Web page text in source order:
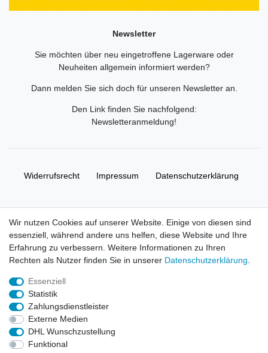
Newsletter
Sie möchten über neu eingetroffene Lagerware oder
Neuheiten allgemein informiert werden?
Dann melden Sie sich doch für unseren Newsletter an.
Den Link finden Sie nachfolgend:
Newsletteranmeldung!
Widerrufs­recht Impressum Daten­schutz­erklärung
© Copyright 2026 | Alle Rechte vorbehalten. HL-
Handelsgesellschaft mbH.
Alle Markennamen, Warenzeichen sowie sämtliche Produktbilder
und Beschreibungen sind Eigentum Ihrer rechtmäßigen
Eigentümer und dienen hier nur der Beschreibung.
Preise nur für registrierte Händler, ansonsten zeigt der Shop 0,00
€
Wir nutzen Cookies auf unserer Website. Einige von diesen sind
essenziell, während andere uns helfen, diese Website und Ihre
Erfahrung zu verbessern. Weitere Informationen zu Ihren
Rechten als Nutzer finden Sie in unserer Daten­schutz­erklärung
Essenziell
Statistik
Zahlungsdienstleister
Externe Medien
DHL Wunschzustellung
Funktional